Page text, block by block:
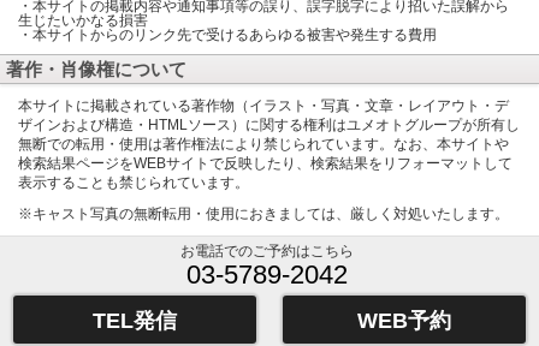
・本サイトの掲載内容や通知事項等の誤り、誤字脱字により招いた誤解から
生じたいかなる損害
・本サイトからのリンク先で受けるあらゆる被害や発生する費用
著作・肖像権について
本サイトに掲載されている著作物（イラスト・写真・文章・レイアウト・デ
ザインおよび構造・HTMLソース）に関する権利はユメオトグループが所有し
無断での転用・使用は著作権法により禁じられています。なお、本サイトや
検索結果ページをWEBサイトで反映したり、検索結果をリフォーマットして
表示することも禁じられています。
※キャスト写真の無断転用・使用におきましては、厳しく対処いたします。
お電話でのご予約はこちら
03-5789-2042
TEL発信 WEB予約